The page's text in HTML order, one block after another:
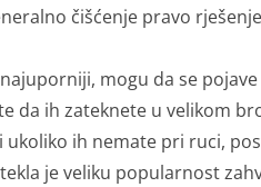
čišćenje pravo
mogu da se
da ih zateknete u velikom
ukoliko ih nemate pri ruci,
je veliku popularnost